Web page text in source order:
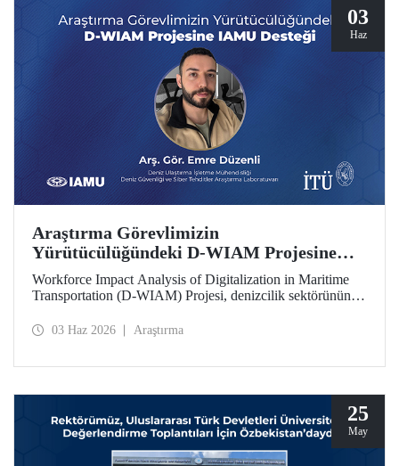
03
Haz
Araştırma Görevlimizin
Yürütücülüğündeki D-WIAM Projesine
IAMU Desteği
Workforce Impact Analysis of Digitalization in Maritime
Transportation (D-WIAM) Projesi, denizcilik sektörünün
Uluslararası Denizcilik Üniversiteleri Birliği (IAMU)
araştırmacısı Emre Düzenli yürütecek.
03 Haz 2026 Araştırma
25
May